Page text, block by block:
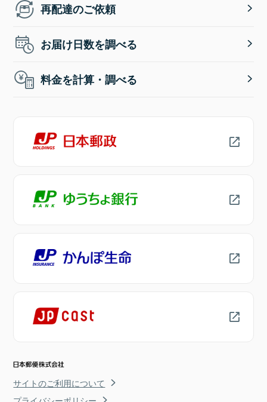
再配達のご依頼
お届け日数を調べる
料金を計算・調べる
サイトのご利用について